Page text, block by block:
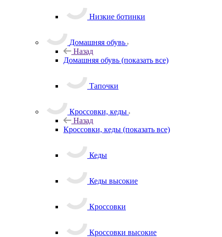
Низкие ботинки
Домашняя обувь
Назад
Домашняя обувь (показать все)
Тапочки
Кроссовки, кеды
Назад
Кроссовки, кеды (показать все)
Кеды
Кеды высокие
Кроссовки
Кроссовки высокие